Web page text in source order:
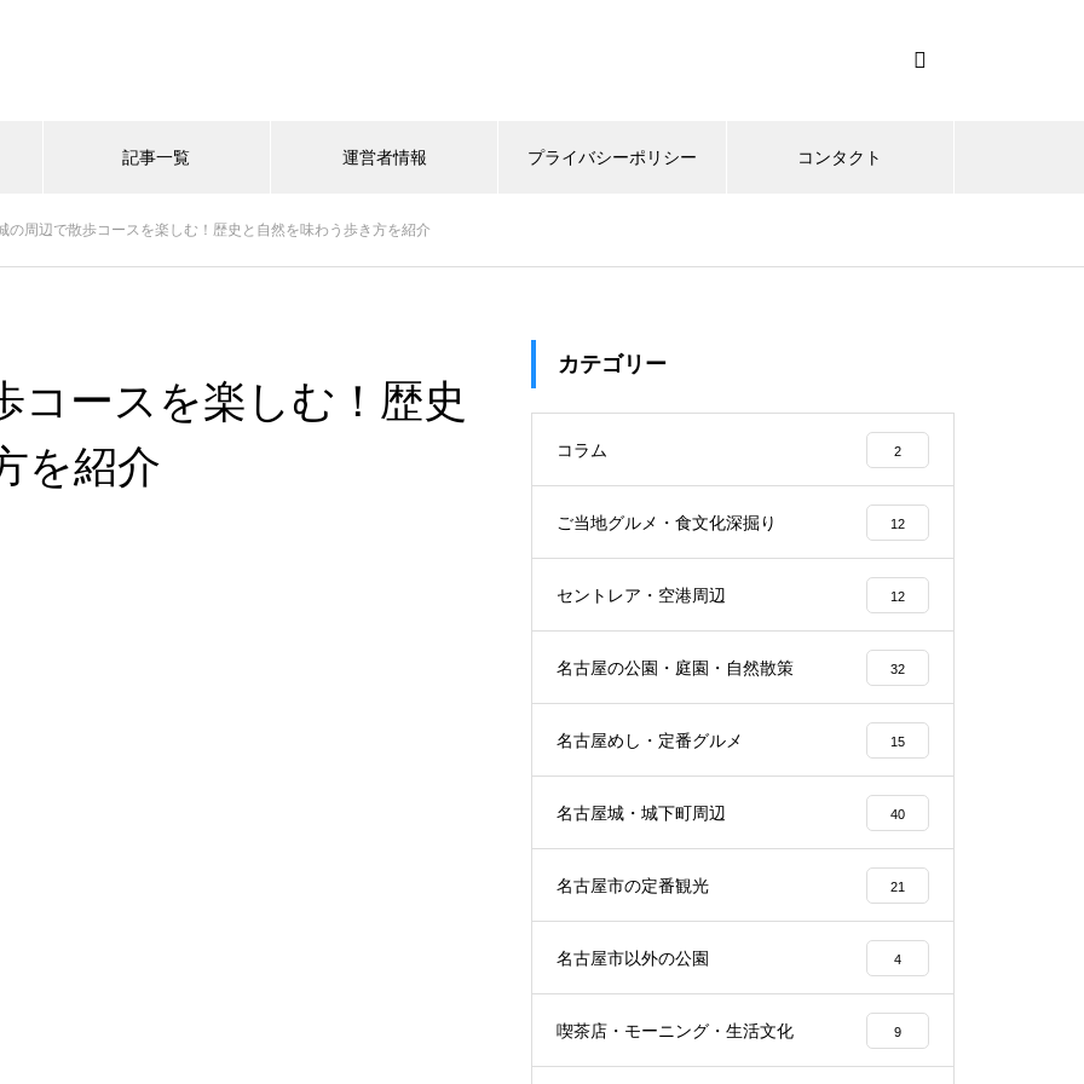
記事一覧 運営者情報 プライバシーポリシー コンタクト
の周辺で散歩コースを楽しむ！歴史と自然を味わう歩き方を紹介
コースを楽しむ！歴史
を紹介
カテゴリー
コラム 2
ご当地グルメ・食文化深掘り 12
セントレア・空港周辺 12
名古屋の公園・庭園・自然散策 32
名古屋めし・定番グルメ 15
名古屋城・城下町周辺 40
名古屋市の定番観光 21
名古屋市以外の公園 4
喫茶店・モーニング・生活文化 9